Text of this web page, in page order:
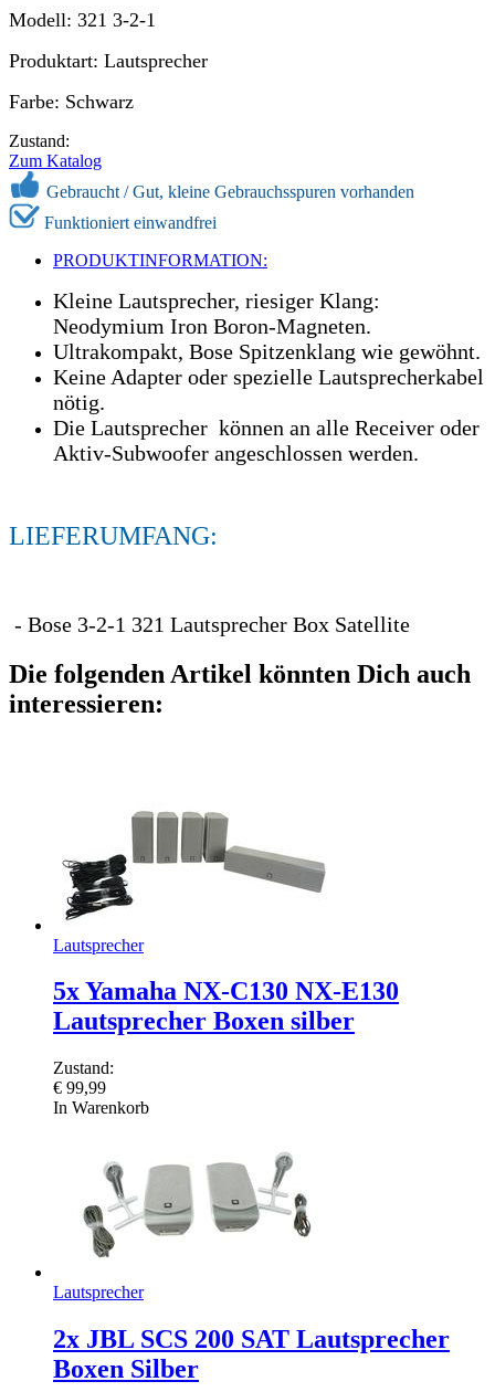
Modell: 321 3-2-1
Produktart: Lautsprecher
Farbe: Schwarz
Zustand:
Zum Katalog
Gebraucht /Gut, kleine Gebrauchsspuren vorhanden
Funktioniert einwandfrei
PRODUKTINFORMATION:
Kleine Lautsprecher, riesiger Klang:
Neodymium Iron Boron-Magneten.
Ultrakompakt, Bose Spitzenklang wie gewöhnt.
Keine Adapter oder spezielle Lautsprecherkabel
nötig.
Die Lautsprecher können an alle Receiver oder
Aktiv-Subwoofer angeschlossen werden.
LIEFERUMFANG:
- Bose 3-2-1 321 Lautsprecher Box Satellite
Die folgenden Artikel könnten Dich auch
interessieren:
Lautsprecher
5x Yamaha NX-C130 NX-E130
Lautsprecher Boxen silber
Zustand:
€ 99,99
In Warenkorb
Lautsprecher
2x JBL SCS 200 SAT Lautsprecher
Boxen Silber